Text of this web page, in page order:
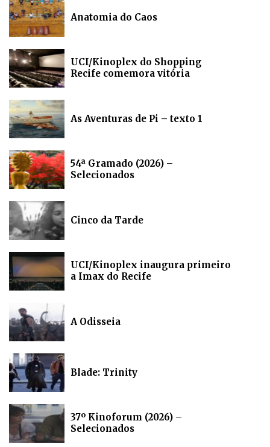
Anatomia do Caos
UCI/Kinoplex do Shopping
Recife comemora vitória
As Aventuras de Pi – texto 1
54ª Gramado (2026) –
Selecionados
Cinco da Tarde
UCI/Kinoplex inaugura primeiro
a Imax do Recife
A Odisseia
Blade: Trinity
37º Kinoforum (2026) –
Selecionados